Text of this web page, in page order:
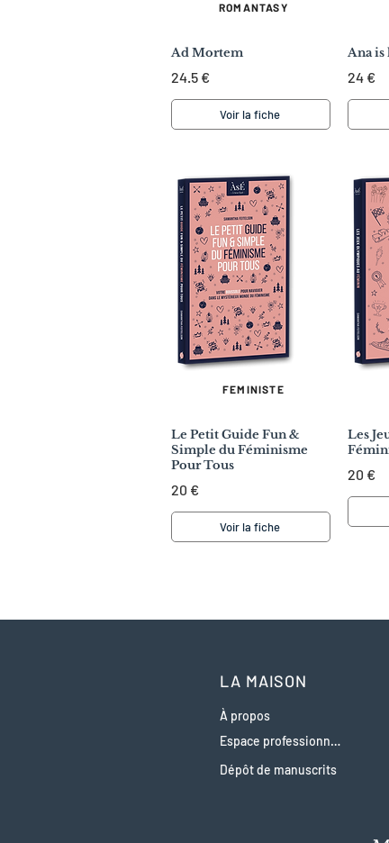
ROMANTASY
Ad Mortem
24.5 €
Voir la fiche
FEMINISTE
Le Petit Guide Fun &
Simple du Féminisme
Pour Tous
20 €
Voir la fiche
Ana is
24 €
Les
20 €
LA MAISON
À propos
Dépôt de manuscrits
Espace professionnels